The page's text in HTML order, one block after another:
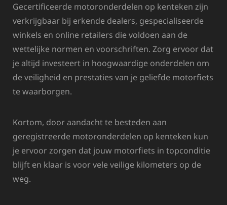
Gecertificeerde motoronderdelen op kenteken zijn
verkrijgbaar bij erkende dealers, gespecialiseerde
winkels en online retailers die voldoen aan de
wettelijke normen en voorschriften. Zorg ervoor dat
je altijd investeert in hoogwaardige onderdelen om
de veiligheid en prestaties van je geliefde motorfiets
te waarborgen.
Kortom, door aandacht te besteden aan
geregistreerde motoronderdelen op kenteken kun
je ervoor zorgen dat jouw motorfiets in topconditie
blijft en klaar is voor vele veilige kilometers op de
weg.